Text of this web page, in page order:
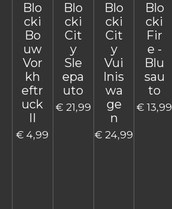
Blo
cki
Bo
uw
Vor
kh
eftr
uck
€ 4,99
Blo
cki
Cit
y
Sle
epa
uto
€ 21,99
Blo
cki
Cit
y
Vui
lnis
wa
ge
n
€ 24,99
Blo
cki
Fir
e -
Blu
sau
to
€ 13,99